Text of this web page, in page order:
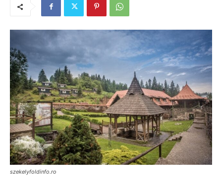
szekelyfoldinfo.ro